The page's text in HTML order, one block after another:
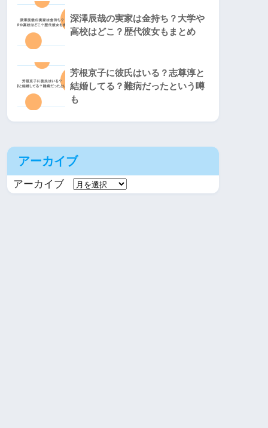
深澤辰哉の実家は金持ち？大学や
高校はどこ？歴代彼女もまとめ
芳根京子に彼氏はいる？志尊淳と
結婚してる？難病だったという噂
も
アーカイブ
アーカイブ